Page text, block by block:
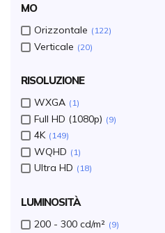
MO
Orizzontale 122
Verticale 20
RISOLUZIONE
WXGA 1
Full HD (1080p) 9
4K 149
WQHD 1
Ultra HD 18
LUMINOSITÀ
200 - 300 cd/m² 9